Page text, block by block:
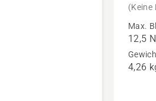
125B
anzeigen
(Keine
Max.
12,5 N
4,26